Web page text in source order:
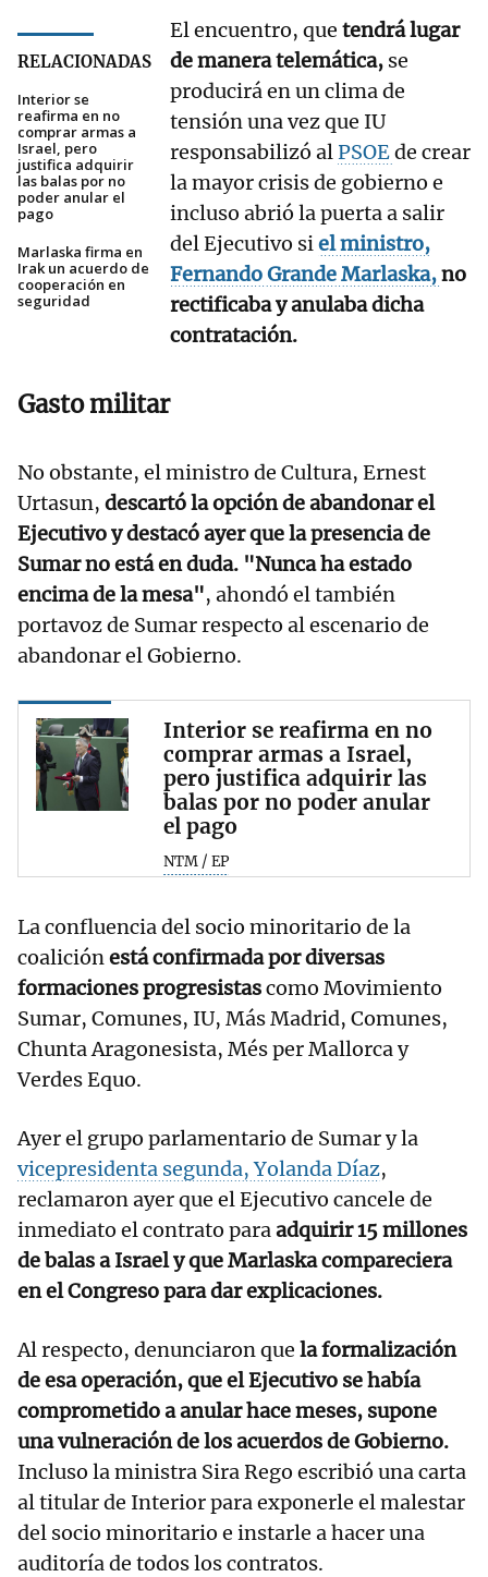
RELACIONADAS
Interior se
reafirma en no
comprar armas a
Israel, pero
justifica adquirir
las balas por no
poder anular el
pago
Marlaska firma en
Irak un acuerdo de
cooperación en
seguridad
El encuentro, que tendrá lugar
de manera telemática, se
producirá en un clima de
tensión una vez que IU
responsabilizó alPSOEde crear
la mayor crisis de gobierno e
incluso abrió la puerta a salir
del Ejecutivo siel ministro,
Fernando Grande Marlaska,no
rectificaba y anulaba dicha
contratación.
Gasto militar
No obstante, el ministro de Cultura, Ernest
Urtasun, descartó la opción de abandonar el
Ejecutivo y destacó ayer que la presencia de
Sumar no está en duda. "Nunca ha estado
encima de la mesa", ahondó el también
portavoz de Sumar respecto al escenario de
abandonar el Gobierno.
Interior se reafirma en no
comprar armas a Israel,
pero justifica adquirir las
balas por no poder anular
el pago
NTM / EP
La confluencia del socio minoritario de la
coaliciónestá confirmada por diversas
formaciones progresistascomo Movimiento
Sumar, Comunes, IU, Más Madrid, Comunes,
Chunta Aragonesista, Més per Mallorca y
Verdes Equo.
Ayer el grupo parlamentario de Sumar y la
vicepresidenta segunda, Yolanda Díaz,
reclamaron ayer que el Ejecutivo cancele de
inmediato el contrato paraadquirir 15 millones
de balas a Israel y que Marlaska compareciera
en el Congreso para dar explicaciones.
Al respecto, denunciaron que la formalización
de esa operación, que el Ejecutivo se había
comprometido a anular hace meses, supone
una vulneración de los acuerdos de Gobierno.
Incluso la ministra Sira Rego escribió una carta
al titular de Interior para exponerle el malestar
del socio minoritario e instarle a hacer una
auditoría de todos los contratos.